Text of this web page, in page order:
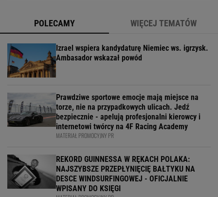
POLECAMY WIĘCEJ TEMATÓW
Izrael wspiera kandydaturę Niemiec ws. igrzysk.
Ambasador wskazał powód
Prawdziwe sportowe emocje mają miejsce na
torze, nie na przypadkowych ulicach. Jedź
bezpiecznie - apelują profesjonalni kierowcy i
internetowi twórcy na 4F Racing Academy
MATERIAŁ PROMOCYJNY PR
REKORD GUINNESSA W RĘKACH POLAKA:
NAJSZYBSZE PRZEPŁYNIĘCIĘ BAŁTYKU NA
DESCE WINDSURFINGOWEJ - OFICJALNIE
WPISANY DO KSIĘGI